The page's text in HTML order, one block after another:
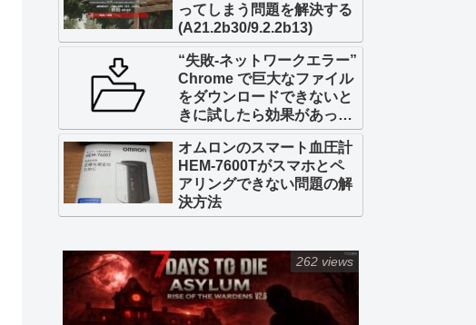
ってしまう問題を解決する
(A21.2b30/9.2.2b13)
“失敗-ネットワークエラー”
Chrome で巨大なファイル
をダウンロードできないと
きに試したら効果があった
こと
オムロンのスマート血圧計
HEM-7600Tがスマホとペ
アリングできない問題の解
決方法
262 views